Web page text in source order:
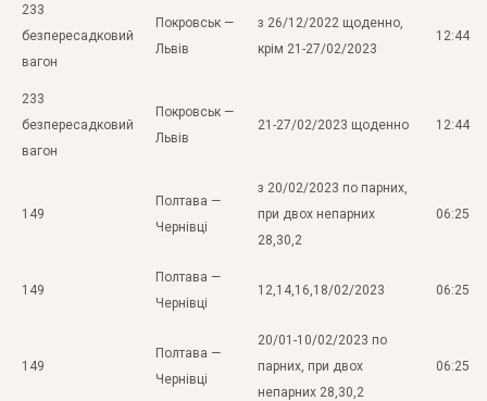
233
безпересадковий
вагон
Покровськ —
Львів
з 26/12/2022 щоденно,
крім 21-27/02/2023
12:44
233
безпересадковий
вагон
Покровськ —
Львів
21-27/02/2023 щоденно 12:44
149
Полтава —
Чернівці
з 20/02/2023 по парних,
при двох непарних
28,30,2
06:25
149
Полтава —
Чернівці
12,14,16,18/02/2023 06:25
149
Полтава —
Чернівці
20/01-10/02/2023 по
парних, при двох
непарних 28,30,2
06:25